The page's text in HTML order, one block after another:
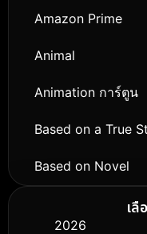
Amazon Prime
Animal
Animation การ์ตูน
Based on a True
Based on Novel
Biography ชีวิตจริง
เ
2026